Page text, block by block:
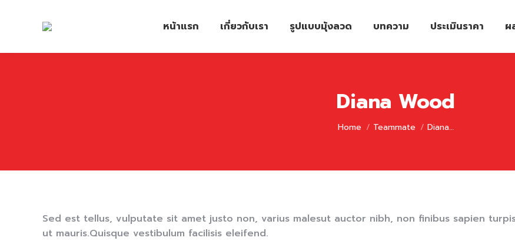
หน้าแรก เกี่ยวกับเรา รูปแบบมุ้งลวด บทความ ประเมินราคา ผ
Diana Wood
You are here:
Home Teammate Diana…
Sed est tellus, vulputate sit amet justo non, varius malesut auctor nibh, non finibus sapien
ut mauris.Quisque vestibulum facilisis eleifend.